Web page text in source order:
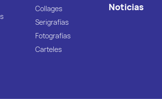
Collages
Serigrafías
Fotografías
Carteles
Noticias